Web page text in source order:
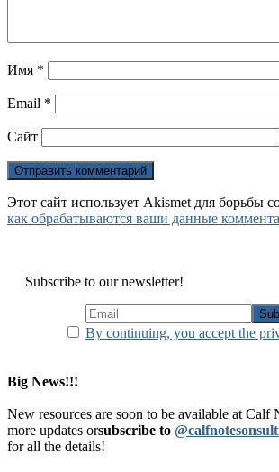
Имя *
Email *
Сайт
Этот сайт использует Akismet для борьбы
как обрабатываются ваши данные
Subscribe to our newsletter!
By continuing, you accept the
Big News!!!
New resources are soon to be available at Calf
more updates orsubscribe to
for all the details!